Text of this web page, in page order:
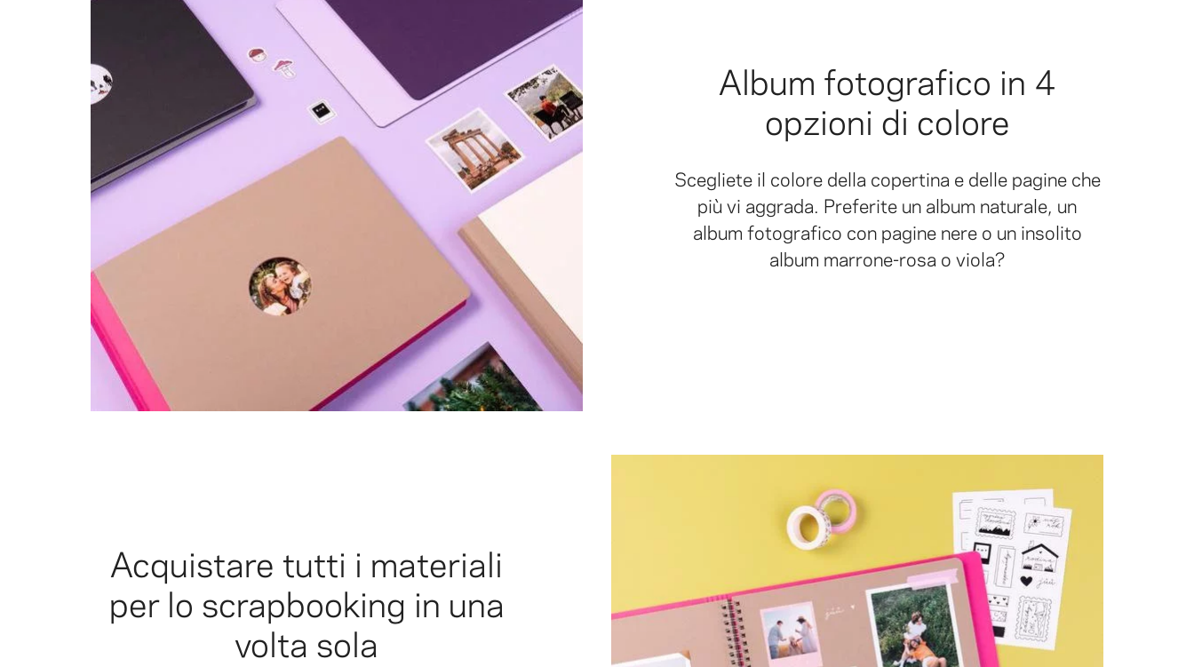
Album fotografico in 4
opzioni di colore
Scegliete il colore della copertina e delle pagine che
più vi aggrada. Preferite un album naturale, un
album fotografico con pagine nere o un insolito
album marrone-rosa o viola?
Acquistare tutti i materiali
per lo scrapbooking in una
volta sola